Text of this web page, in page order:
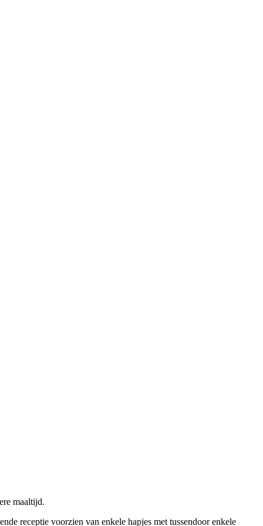
maaltijd.
receptie voorzien van enkele hapjes met tussendoor enkele